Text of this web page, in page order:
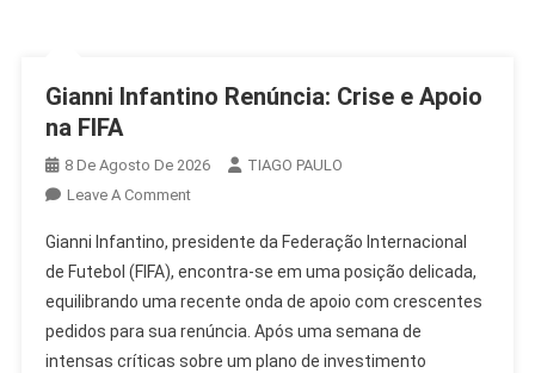
Gianni Infantino Renúncia: Crise e Apoio
na FIFA
8 De Agosto De 2026
TIAGO PAULO
Leave A CommentOn
Infantino
Renúncia:
Crise
E
Apoio
Gianni Infantino, presidente da Federação Internacional
de Futebol (FIFA), encontra-se em uma posição delicada,
equilibrando uma recente onda de apoio com crescentes
pedidos para sua renúncia. Após uma semana de
intensas críticas sobre um plano de investimento